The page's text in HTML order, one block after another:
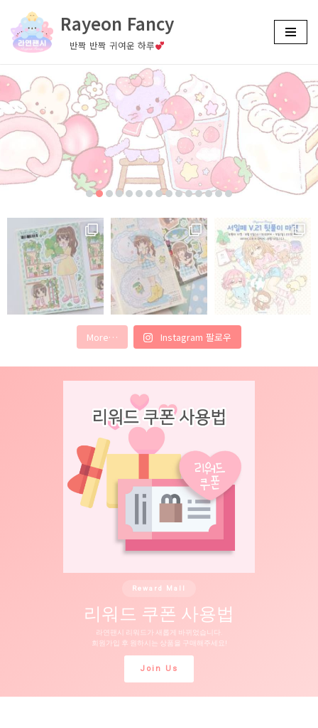
콘
텐
로
건
너
Rayeon Fancy
반짝 반짝 귀여운 하루
More… Instagram 팔로우
Reward Mall
리워드 쿠폰 사용법
라연팬시 리워드가 새롭게 바뀌었습니다.
회원가입 후 원하시는 상품을 구매해주세요!
Join Us